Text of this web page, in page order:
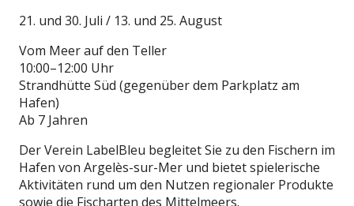
21. und 30. Juli / 13. und 25. August
Vom Meer auf den Teller
10:00–12:00 Uhr
Strandhütte Süd (gegenüber dem Parkplatz am
Hafen)
Ab 7 Jahren
Der Verein LabelBleu begleitet Sie zu den Fischern im
Hafen von Argelès-sur-Mer und bietet spielerische
Aktivitäten rund um den Nutzen regionaler Produkte
sowie die Fischarten des Mittelmeers.